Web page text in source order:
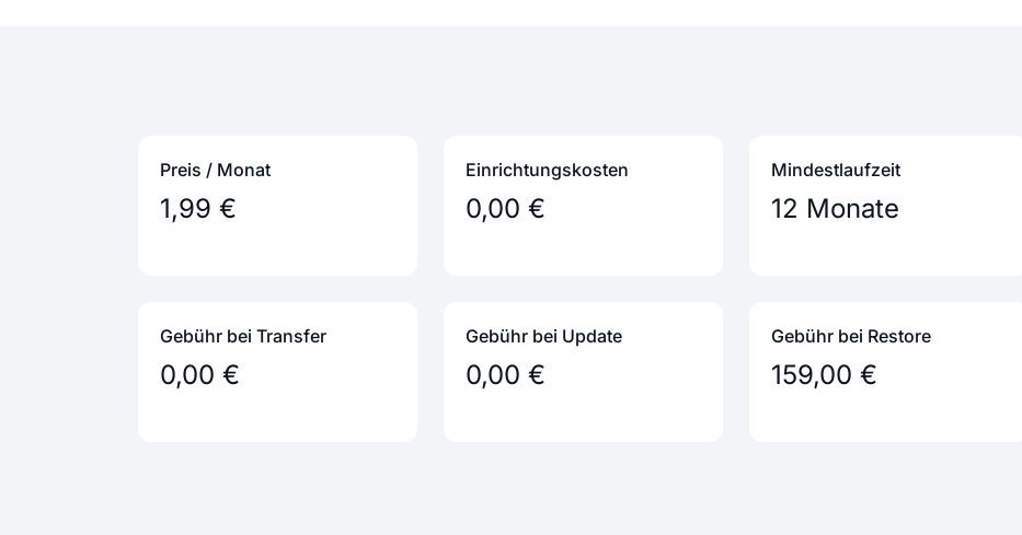
Preis / Monat
1,99 €
Einrichtungs­kosten
0,00 €
Mindestlaufzeit
12 Monate
Gebühr bei Transfer
0,00 €
Gebühr bei Update
0,00 €
Gebühr bei Restore
159,00 €